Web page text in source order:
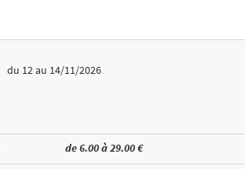
du 12au 14/11/2026
de 6.00 à 29.00 €